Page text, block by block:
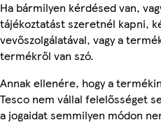
Ha bármilyen kérdésed van,
tájékoztatást szeretnél kapni,
vevőszolgálatával, vagy a
termékről van szó.
Annak ellenére, hogy a
Tesco nem vállal felelősséget
a jogaidat semmilyen módon